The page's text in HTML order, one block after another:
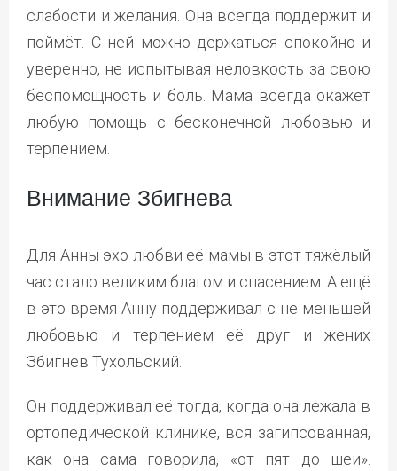
слабости и желания. Она всегда поддержит и
поймёт. С ней можно держаться спокойно и
уверенно, не испытывая неловкость за свою
беспомощность и боль. Мама всегда окажет
любую помощь с бесконечной любовью и
терпением.
Внимание Збигнева
Для Анны эхо любви её мамы в этот тяжёлый
час стало великим благом и спасением. А ещё
в это время Анну поддерживал с не меньшей
любовью и терпением её друг и жених
Збигнев Тухольский.
Он поддерживал её тогда, когда она лежала в
ортопедической клинике, вся загипсованная,
как она сама говорила, «от пят до шеи».